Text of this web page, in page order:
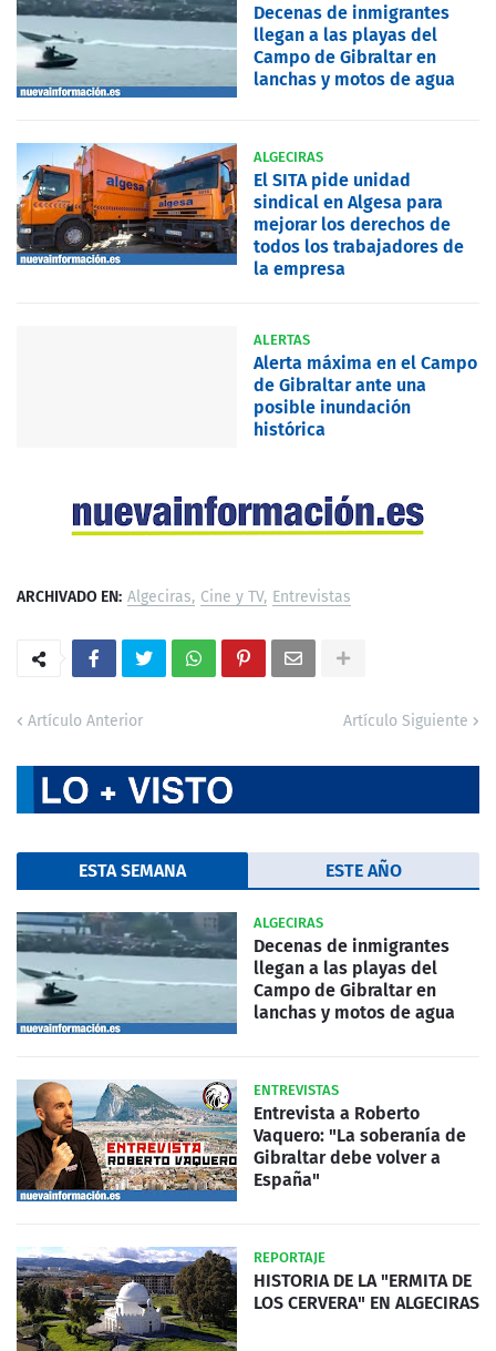
Decenas de inmigrantes
llegan a las playas del
Campo de Gibraltar en
lanchas y motos de agua
ALGECIRAS
El SITA pide unidad
sindical en Algesa para
mejorar los derechos de
todos los trabajadores de
la empresa
ALERTAS
Alerta máxima en el Campo
de Gibraltar ante una
posible inundación
histórica
ARCHIVADO EN: Algeciras Cine y TV Entrevistas
Artículo Anterior Artículo Siguiente
ESTA SEMANA ESTE AÑO
ALGECIRAS
Decenas de inmigrantes
llegan a las playas del
Campo de Gibraltar en
lanchas y motos de agua
ENTREVISTAS
Entrevista a Roberto
Vaquero: "La soberanía de
Gibraltar debe volver a
España"
REPORTAJE
HISTORIA DE LA "ERMITA DE
LOS CERVERA" EN ALGECIRAS